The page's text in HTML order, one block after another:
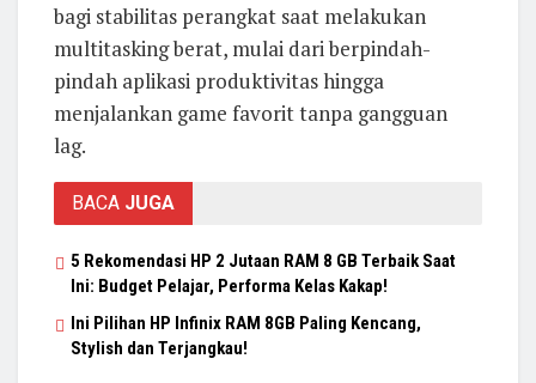
bagi stabilitas perangkat saat melakukan
multitasking berat, mulai dari berpindah-
pindah aplikasi produktivitas hingga
menjalankan game favorit tanpa gangguan
lag.
BACA JUGA
5 Rekomendasi HP 2 Jutaan RAM 8 GB Terbaik Saat
Ini: Budget Pelajar, Performa Kelas Kakap!
Ini Pilihan HP Infinix RAM 8GB Paling Kencang,
Stylish dan Terjangkau!